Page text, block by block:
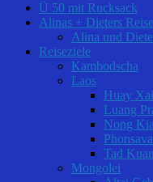
Ü 50 mit Rucksack
Alinas + Dieters
Alina und
Reiseziele
Kambodscha
Laos
Huay
Luang
Nong
Tad
Mongolei